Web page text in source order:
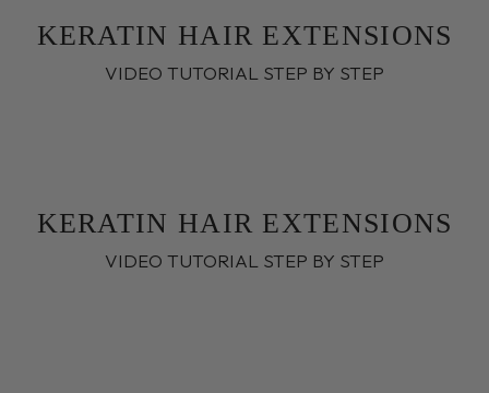
KERATIN HAIR EXTENSIONS
VIDEO TUTORIAL STEP BY STEP
KERATIN HAIR EXTENSIONS
VIDEO TUTORIAL STEP BY STEP